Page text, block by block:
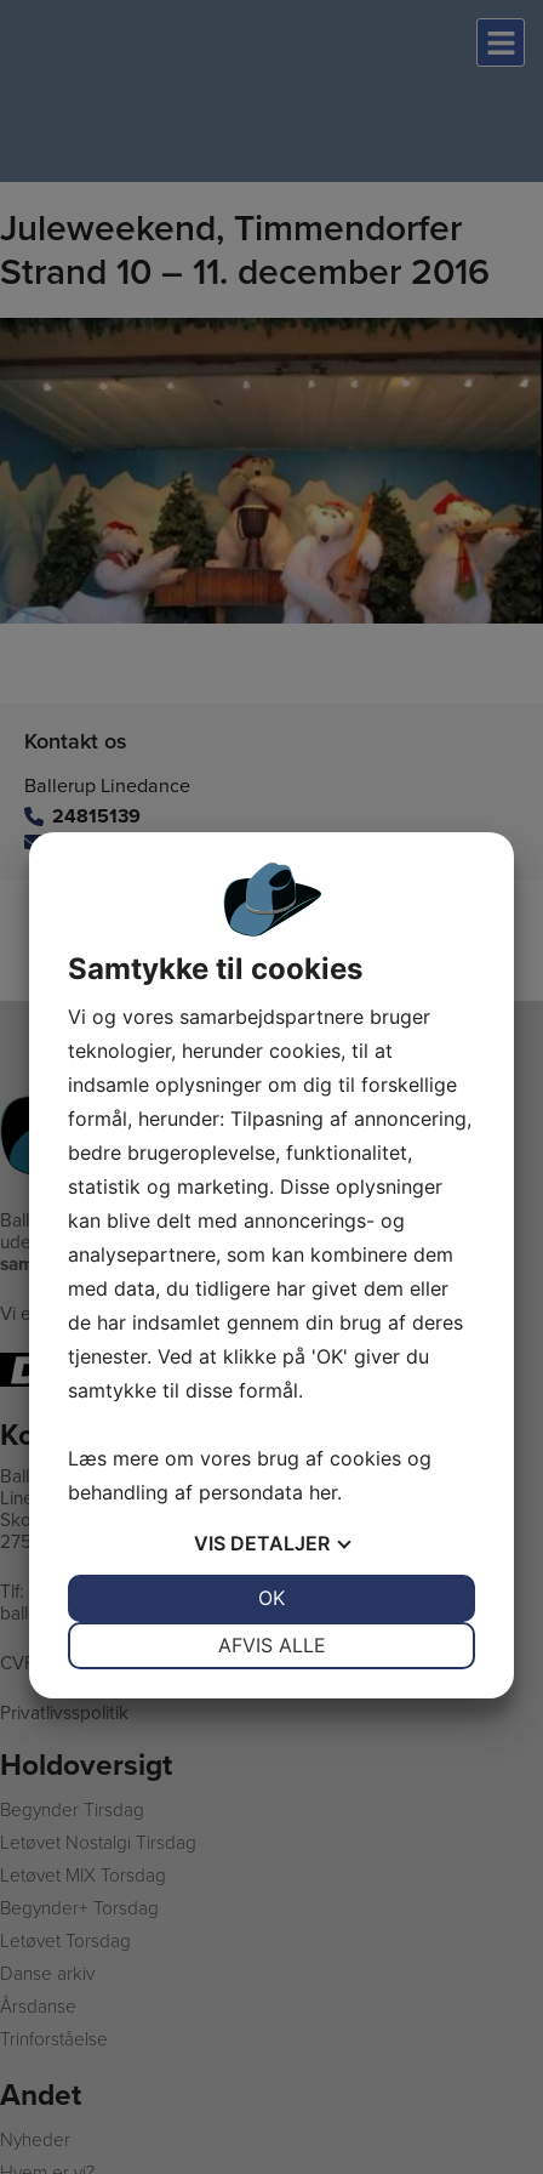
Juleweekend, Timmendorfer
Strand 10 – 11. december 2016
Kontakt os
Ballerup Linedance
24815139
balleruplinedance@gmail.com
Ballerup Linedance er klubben
uden stræben men med:
samvær - glæde - motion
Vi er medlem af DGI
Kontaktinformation
Ballerup Linedance
LinedanceCentret
Skovvejens Skole Øst
2750 Ballerup
Tlf:
24815139
balleruplinedance@gmail.com
CVR: 33604130
Privatlivsspolitik
Holdoversigt
Begynder Tirsdag
Letøvet Nostalgi Tirsdag
Letøvet MIX Torsdag
Begynder+ Torsdag
Letøvet Torsdag
Danse arkiv
Årsdanse
Trinforståelse
Andet
Nyheder
Samtykke til cookies
Vi og vores samarbejdspartnere bruger
teknologier, herunder cookies, til at
indsamle oplysninger om dig til forskellige
formål, herunder: Tilpasning af annoncering,
bedre brugeroplevelse, funktionalitet,
statistik og marketing. Disse oplysninger
kan blive delt med annoncerings- og
analysepartnere, som kan kombinere dem
med data, du tidligere har givet dem eller
de har indsamlet gennem din brug af deres
tjenester. Ved at klikke på 'OK' giver du
samtykke til disse formål.
Læs mere om vores brug af cookies og
behandling af persondata her.
VIS DETALJER
AFVIS ALLE
OK